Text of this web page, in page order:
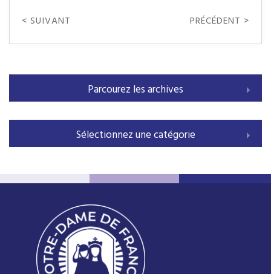
< SUIVANT PRÉCÉDENT >
Parcourez les archives
Sélectionnez une catégorie